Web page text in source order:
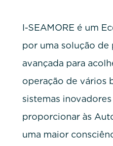
I-SEAMORE é um
por uma solução de
avançada para
operação de vários
sistemas
proporcionar às
uma maior